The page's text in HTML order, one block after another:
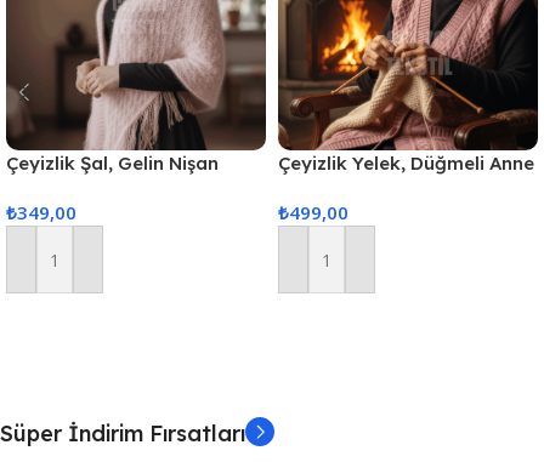
Çeyizlik Şal, Gelin Nişan
₺349,00
Sepete Ekle
Çeyizlik Yelek, Düğmeli Anne
Yelek, Gelin Simli Cepli Yelek
₺499,00
Sepete Ekle
Süper İndirim Fırsatları